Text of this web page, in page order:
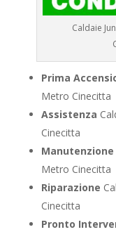
Caldaie
Prima
Metro Cinecitta
Assistenza
Cinecitta
Manutenzione
Metro Cinecitta
Riparazione
Cinecitta
Pronto